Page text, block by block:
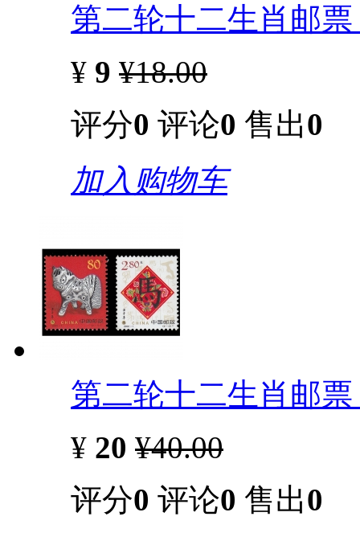
第二轮十二生肖邮
¥ 9 ¥18.00
评分0 评论0 售出0
加入购物车
第二轮十二生肖邮
¥ 20 ¥40.00
评分0 评论0 售出0